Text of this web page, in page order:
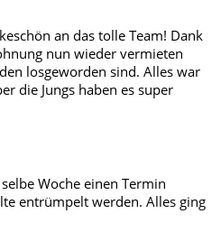
an das tolle Team! Dank
nun wieder vermieten
losgeworden sind. Alles war
die Jungs haben es super
Woche einen Termin
entrümpelt werden. Alles ging